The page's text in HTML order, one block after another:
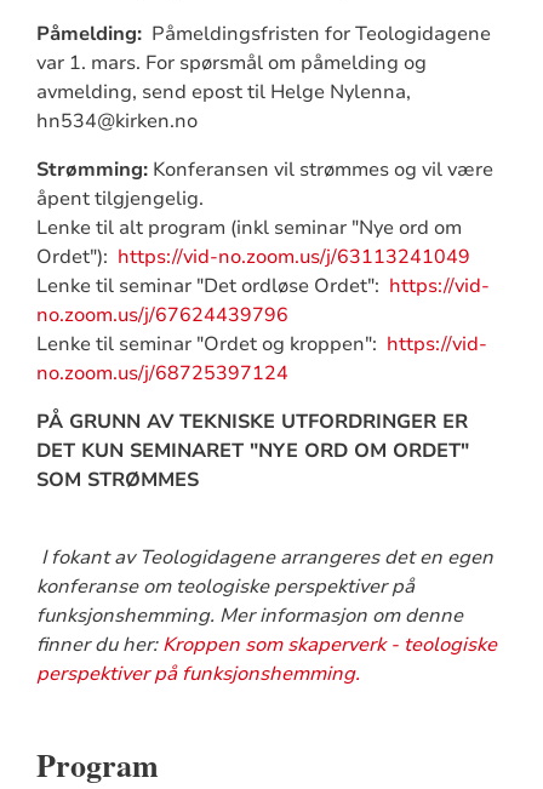
Påmelding:Påmeldingsfristen for Teologidagene
var 1. mars. For spørsmål om påmelding og
avmelding, send epost til Helge Nylenna,
hn534@kirken.no
Strømming:Konferansen vil strømmes og vil være
åpent tilgjengelig.
Lenke til alt program (inkl seminar "Nye ord om
Ordet"): https://vid-no.zoom.us/j/63113241049
Lenke til seminar "Det ordløse Ordet": https://vid-
no.zoom.us/j/67624439796
Lenke til seminar "Ordet og kroppen": https://vid-
no.zoom.us/j/68725397124
PÅ GRUNN AV TEKNISKE UTFORDRINGER ER
DET KUN SEMINARET "NYE ORD OM ORDET"
SOM STRØMMES
I fokant av Teologidagene arrangeres det en egen
konferanse om teologiske perspektiver på
funksjonshemming. Mer informasjon om denne
finner du her:Kroppen som skaperverk - teologiske
perspektiver på funksjonshemming.
Program